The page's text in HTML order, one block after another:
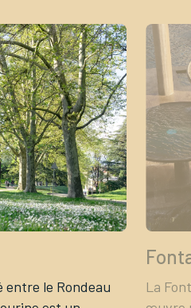
le Rondeau
La